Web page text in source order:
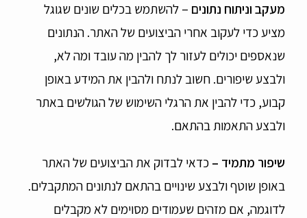
מעקב וניתוח נתונים – להשתמש בכלים שונים שגוגל
מציע כדי לעקוב אחרי הביצועים של האתר. הנתונים
שנאספים יכולים לעזור לך להבין מה עובד ומה לא,
ולבצע שיפורים. חשוב לנתח ולהבין את המידע באופן
קבוע, כדי להבין את הרגלי השימוש של הגולשים באתר
ולבצע התאמות בהתאם.
שיפור מתמיד –כדאי לבדוק את הביצועים של האתר
באופן שוטף ולבצע שינויים בהתאם לנתונים המתקבלים.
לדוגמה, אם מזהים שעמודים מסוימים לא מקבלים